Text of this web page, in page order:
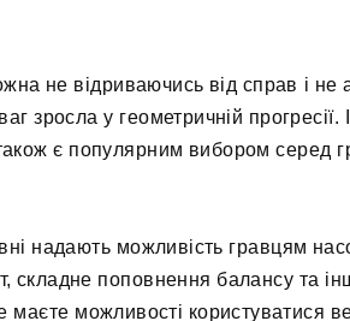
не відриваючись від справ і
зросла у геометричній прогресії.
є популярним вибором серед
надають можливість гравцям
поповнення балансу та
можливості користуватися